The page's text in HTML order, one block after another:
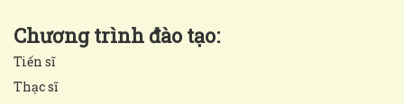
Chương trình đào tạo:
Tiến sĩ
Thạc sĩ